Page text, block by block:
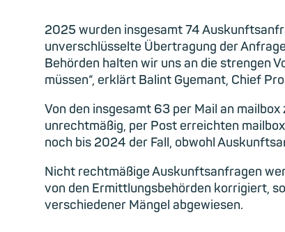
2025 wurden insgesamt 74
unverschlüsselte Übertragung der
Behörden halten wir uns an die strengen
müssen“, erklärt Balint Gyemant, Chief
Von den insgesamt 63 per Mail an
unrechtmäßig, per Post erreichten
noch bis 2024 der Fall, obwohl
Nicht rechtmäßige Auskunftsanfragen
von den Ermittlungsbehörden korrigiert,
verschiedener Mängel abgewiesen.